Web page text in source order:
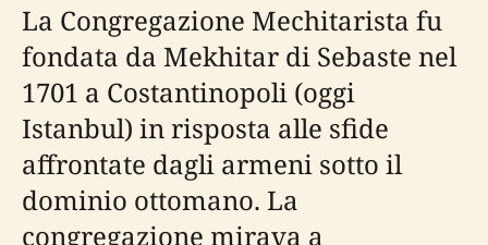
La Congregazione Mechitarista fu
fondata da Mekhitar di Sebaste nel
1701 a Costantinopoli (oggi
Istanbul) in risposta alle sfide
affrontate dagli armeni sotto il
dominio ottomano. La
congregazione mirava a